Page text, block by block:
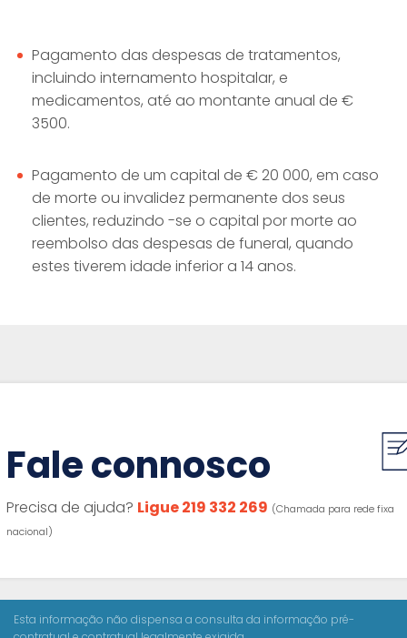
Pagamento das despesas de tratamentos,
incluindo internamento hospitalar, e
medicamentos, até ao montante anual de €
3500.
Pagamento de um capital de € 20 000, em caso
de morte ou invalidez permanente dos seus
clientes, reduzindo -se o capital por morte ao
reembolso das despesas de funeral, quando
estes tiverem idade inferior a 14 anos.
Fale connosco
Precisa de ajuda? Ligue 219 332 269 (Chamada para rede fixa
nacional)
Esta informação não dispensa a consulta da informação pré-